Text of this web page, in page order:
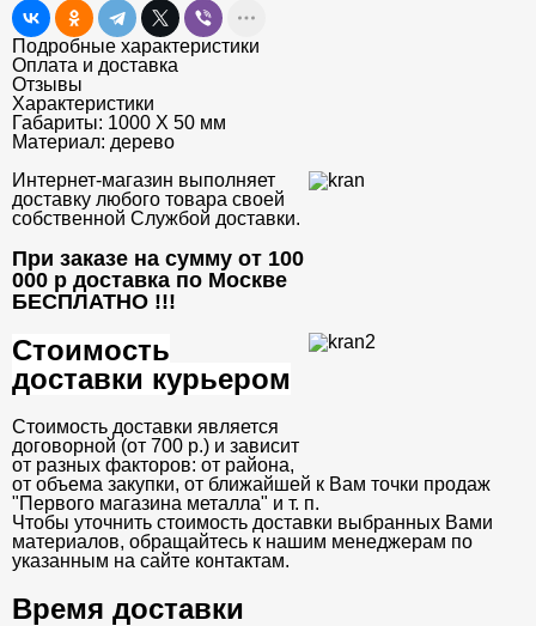
Подробные характеристики
Оплата и доставка
Отзывы
Характеристики
Габариты: 1000 Х 50 мм
Материал: дерево
Интернет-магазин выполняет
доставку любого товара своей
собственной Службой доставки.
При заказе на сумму от 100
000 р доставка по Москве
БЕСПЛАТНО !!!
Стоимость
доставки курьером
Стоимость доставки является
договорной (от 700 р.) и зависит
от разных факторов: от района,
от объема закупки, от ближайшей к Вам точки продаж
"Первого магазина металла" и т. п.
Чтобы уточнить стоимость доставки выбранных Вами
материалов, обращайтесь к нашим менеджерам по
указанным на сайте контактам.
Время доставки